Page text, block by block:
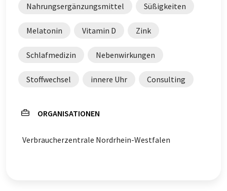
Nahrungsergänzungsmittel Süßigkeiten
Melatonin Vitamin D Zink
Schlafmedizin Nebenwirkungen
Stoffwechsel innere Uhr Consulting
ORGANISATIONEN
Verbraucherzentrale Nordrhein-Westfalen